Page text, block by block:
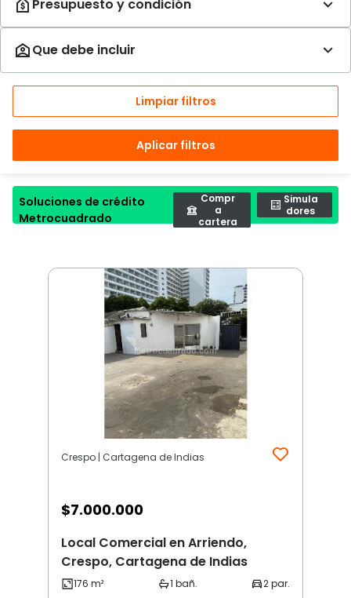
Limpiar filtros
Aplicar filtros
Soluciones de crédito
Metrocuadrado
Compr
a
cartera
Simula
dores
Crespo | Cartagena de Indias
$7.000.000
Local Comercial en Arriendo,
Crespo, Cartagena de Indias